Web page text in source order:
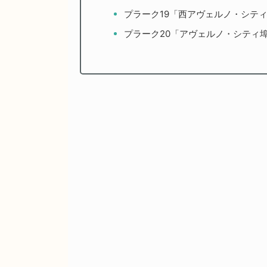
プラーク19「西アヴェルノ・シティ
プラーク20「アヴェルノ・シティ埠